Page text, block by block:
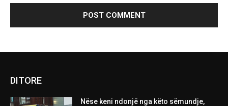
DITORE
Nëse keni ndonjë nga këto sëmundje,